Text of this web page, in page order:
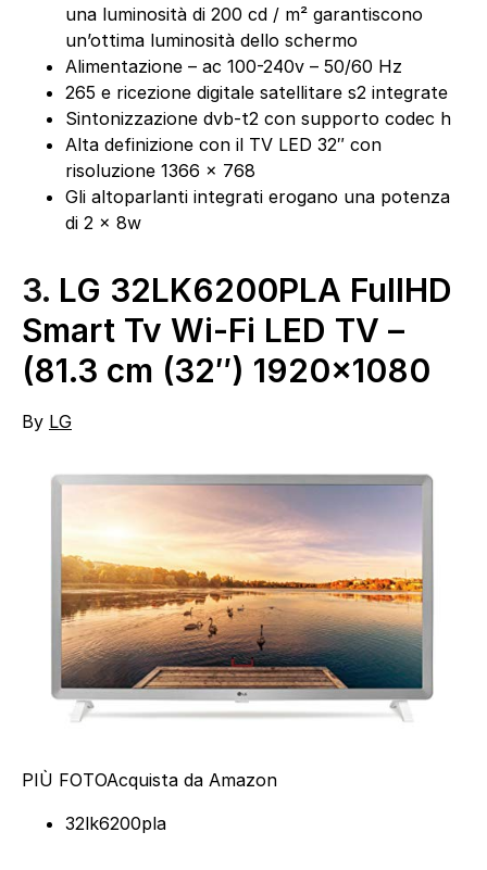
una luminosità di 200 cd / m² garantiscono
un’ottima luminosità dello schermo
Alimentazione – ac 100-240v – 50/60 Hz
265 e ricezione digitale satellitare s2 integrate
Sintonizzazione dvb-t2 con supporto codec h
Alta definizione con il TV LED 32″ con
risoluzione 1366 x 768
Gli altoparlanti integrati erogano una potenza
di 2 x 8w
3. LG 32LK6200PLA FullHD
Smart Tv Wi-Fi LED TV –
(81.3 cm (32″) 1920×1080
By LG
PIÙ FOTOAcquista da Amazon
32lk6200pla